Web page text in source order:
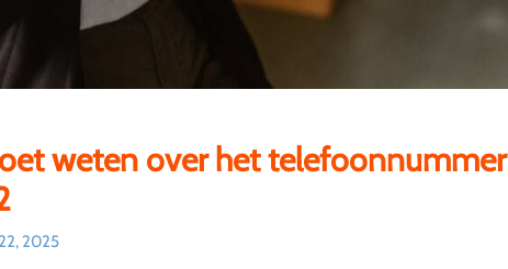
weten over het telefoonnummer
2025